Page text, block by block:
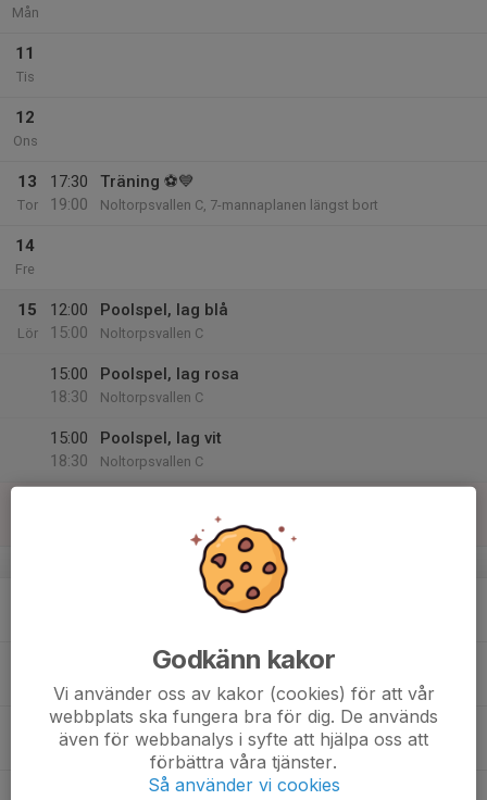
Mån
11
Tis
12
Ons
13
Tor
17:30
19:00
Träning ⚽💙
Noltorpsvallen C, 7-mannaplanen längst bort
14
Fre
15
Lör
12:00
15:00
Poolspel, lag blå
Noltorpsvallen C
15:00
18:30
Poolspel, lag rosa
Noltorpsvallen C
15:00
18:30
Poolspel, lag vit
Noltorpsvallen C
v.34
Träning ⚽💙
Godkänn kakor
Vi använder oss av kakor (cookies) för att vår
webbplats ska fungera bra för dig. De används
även för webbanalys i syfte att hjälpa oss att
förbättra våra tjänster.
Så använder vi cookies